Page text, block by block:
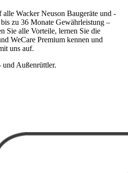
Wacker Neuson Baugeräte und -
zu 36 Monate Gewährleistung –
Sie alle Vorteile, lernen Sie die
WeCare Premium kennen und
uns auf.
und Außenrüttler.